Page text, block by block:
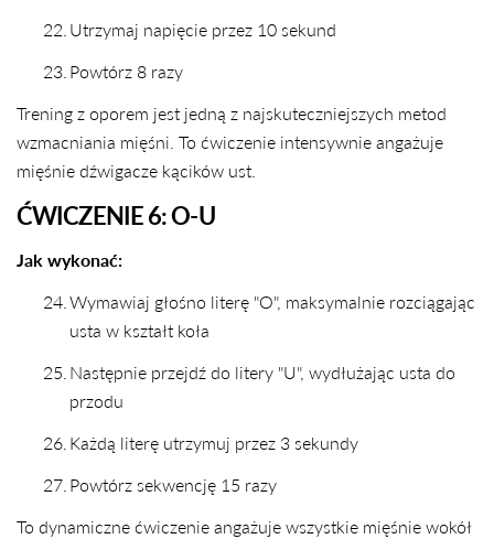
22. Utrzymaj napięcie przez 10 sekund
23. Powtórz 8 razy
Trening z oporem jest jedną z najskuteczniejszych metod
wzmacniania mięśni. To ćwiczenie intensywnie angażuje
mięśnie dźwigacze kącików ust.
ĆWICZENIE 6: O-U
Jak wykonać:
24. Wymawiaj głośno literę "O", maksymalnie rozciągając
usta w kształt koła
25. Następnie przejdź do litery "U", wydłużając usta do
przodu
26. Każdą literę utrzymuj przez 3 sekundy
27. Powtórz sekwencję 15 razy
To dynamiczne ćwiczenie angażuje wszystkie mięśnie wokół